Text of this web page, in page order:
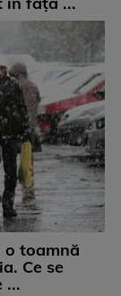
o toamnă
Ce se
...